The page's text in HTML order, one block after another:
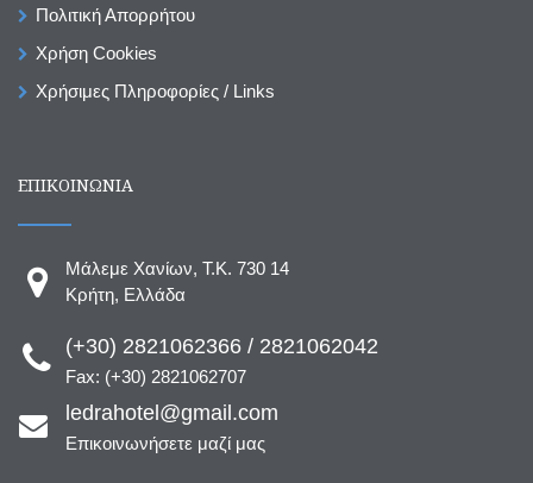
Πολιτική Απορρήτου
Χρήση Cookies
Χρήσιμες Πληροφορίες / Links
ΕΠΙΚΟΙΝΩΝΙΑ
Μάλεμε Χανίων, T.K. 730 14
Κρήτη, Ελλάδα
(+30) 2821062366 / 2821062042
Fax: (+30) 2821062707
ledrahotel@gmail.com
Επικοινωνήσετε μαζί μας